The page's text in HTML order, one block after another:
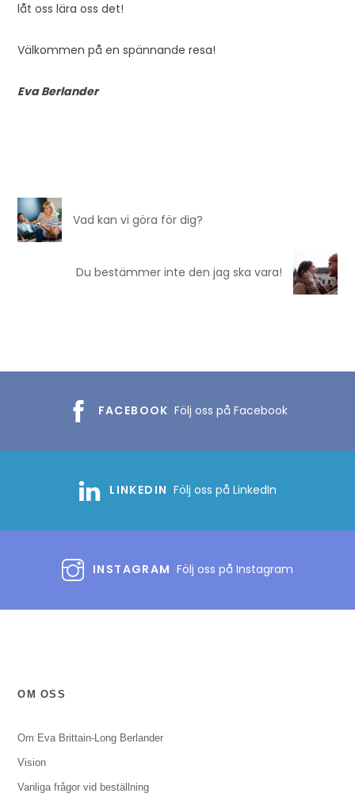
låt oss lära oss det!
Välkommen på en spännande resa!
Eva Berlander
Vad kan vi göra för dig?
Du bestämmer inte den jag ska vara!
FACEBOOK Följ oss på Facebook
LINKEDIN Följ oss på LinkedIn
INSTAGRAM Följ oss på Instagram
OM OSS
Om Eva Brittain-Long Berlander
Vision
Vanliga frågor vid beställning